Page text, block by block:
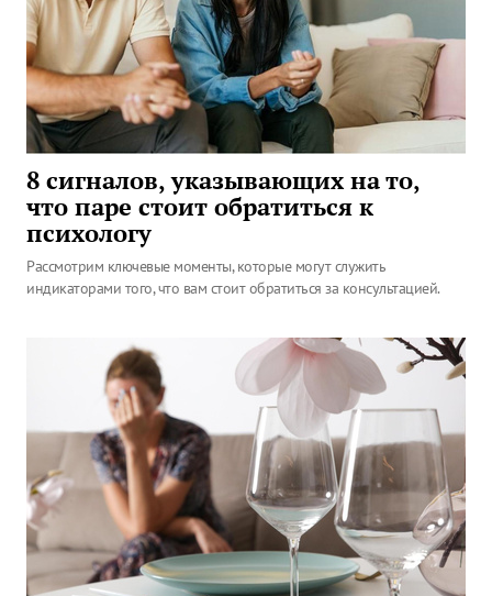
8 сигналов, указывающих на то,
что паре стоит обратиться к
психологу
Рассмотрим ключевые моменты, которые могут служить
индикаторами того, что вам стоит обратиться за консультацией.